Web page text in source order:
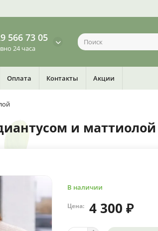
566 73 05
24 часа
Оплата Контакты Акции
и маттиолой
В наличии
Цена: 4 300 ₽